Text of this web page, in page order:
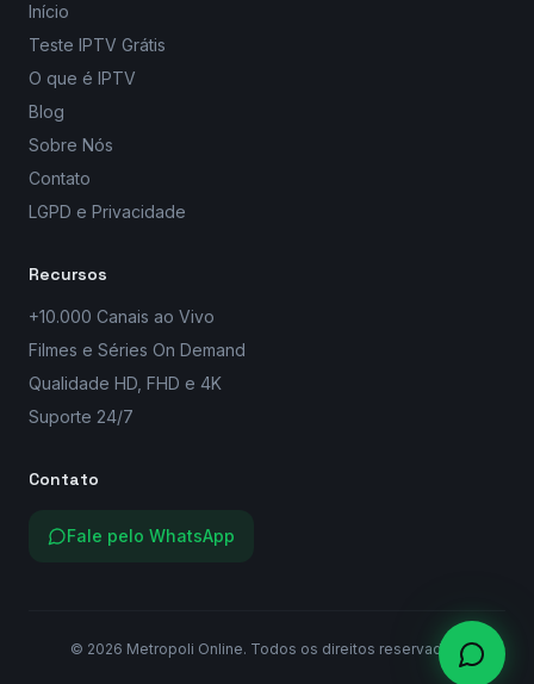
Início
Teste IPTV Grátis
O que é IPTV
Blog
Sobre Nós
Contato
LGPD e Privacidade
Recursos
+10.000 Canais ao Vivo
Filmes e Séries On Demand
Qualidade HD, FHD e 4K
Suporte 24/7
Contato
Fale pelo WhatsApp
© 2026 Metropoli Online. Todos os direitos reservados.